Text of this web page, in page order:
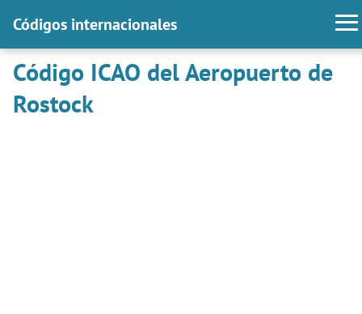
Códigos internacionales
Código ICAO del Aeropuerto de
Rostock